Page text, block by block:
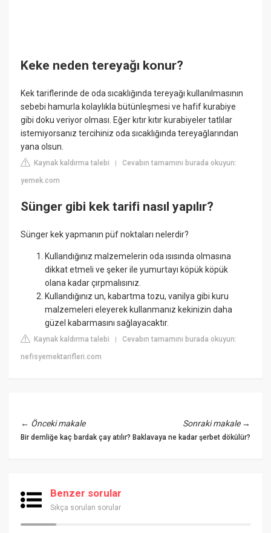
Keke neden tereyağı konur?
Kek tariflerinde de oda sıcaklığında tereyağı kullanılmasının
sebebi hamurla kolaylıkla bütünleşmesi ve hafif kurabiye
gibi doku veriyor olması. Eğer kıtır kıtır kurabiyeler tatlılar
istemiyorsanız tercihiniz oda sıcaklığında tereyağlarından
yana olsun.
Kaynak kaldırma talebi |Cevabın tamamını burada okuyun:
yemek.com
Sünger gibi kek tarifi nasıl yapılır?
Sünger kek yapmanın püf noktaları nelerdir?
Kullandığınız malzemelerin oda ısısında olmasına
dikkat etmeli ve şeker ile yumurtayı köpük köpük
olana kadar çırpmalısınız.
Kullandığınız un, kabartma tozu, vanilya gibi kuru
malzemeleri eleyerek kullanmanız kekinizin daha
güzel kabarmasını sağlayacaktır.
Kaynak kaldırma talebi |Cevabın tamamını burada okuyun:
nefisyemektarifleri.com
← Önceki makale
Bir demliğe kaç bardak çay atılır?
Sonraki makale→
Baklavaya ne kadar şerbet dökülür?
Benzer sorular
Sıkça sorulan sorular